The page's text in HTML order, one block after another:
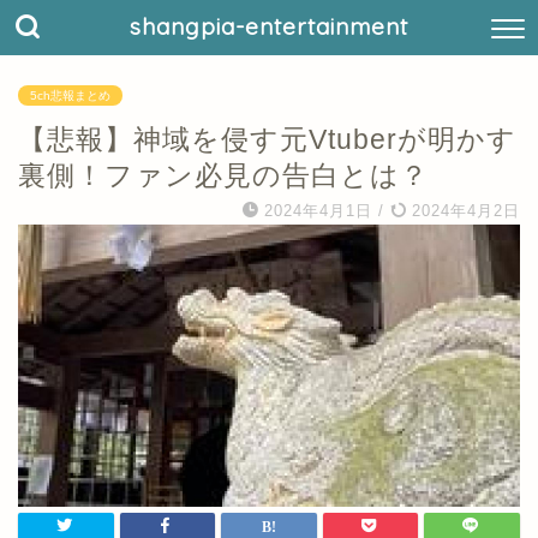
shangpia-entertainment
5ch悲報まとめ
【悲報】神域を侵す元Vtuberが明かす
裏側！ファン必見の告白とは？
2024年4月1日 / 2024年4月2日